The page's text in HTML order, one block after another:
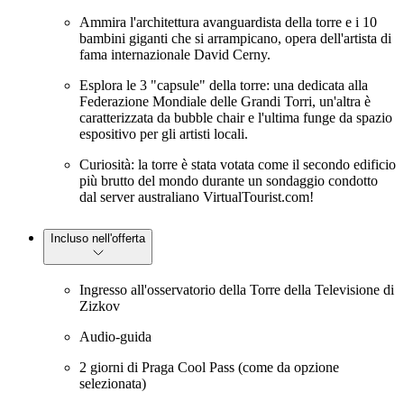
Ammira l'architettura avanguardista della torre e i 10
bambini giganti che si arrampicano, opera dell'artista di
fama internazionale David Cerny.
Esplora le 3 "capsule" della torre: una dedicata alla
Federazione Mondiale delle Grandi Torri, un'altra è
caratterizzata da bubble chair e l'ultima funge da spazio
espositivo per gli artisti locali.
Curiosità: la torre è stata votata come il secondo edificio
più brutto del mondo durante un sondaggio condotto
dal server australiano VirtualTourist.com!
Incluso nell'offerta
Ingresso all'osservatorio della Torre della Televisione di
Zizkov
Audio-guida
2 giorni di Praga Cool Pass (come da opzione
selezionata)